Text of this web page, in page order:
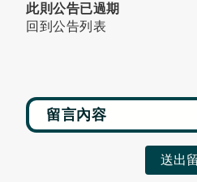
此則公告已過期
回到公告列表
送出